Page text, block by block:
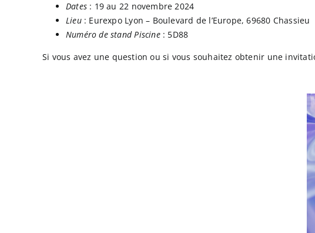
Dates : 19 au 22 novembre 2024
Lieu: Eurexpo Lyon – Boulevard de l’Europe, 69680 Chassieu
Numéro de stand Piscine : 5D88
Si vous avez une question ou si vous souhaitez obtenir une